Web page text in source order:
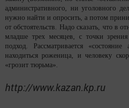
административного, ни уголовного
нужно найти и опросить, а потом
от обстоятельств. Надо сказать, что в
младше трех месяцев, с точки
подход. Рассматривается
находиться роженица, и человеку
«грозит тюрьма».
http://www.kazan.kp.ru